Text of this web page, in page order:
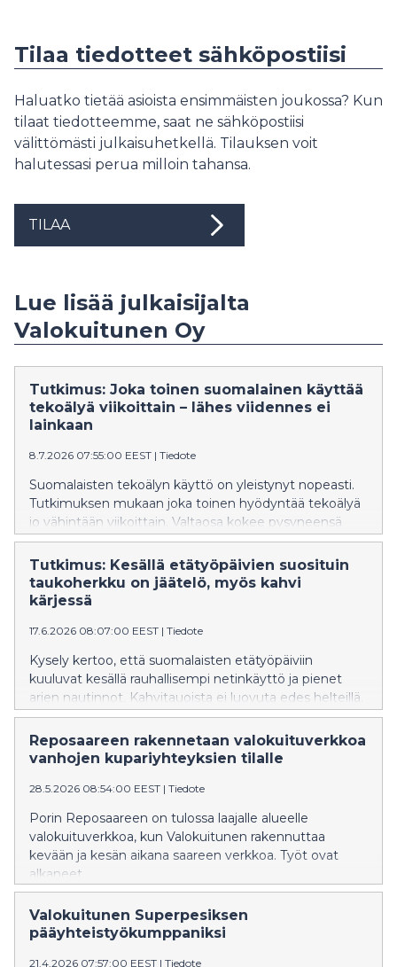
Tilaa tiedotteet sähköpostiisi
Haluatko tietää asioista ensimmäisten joukossa? Kun
tilaat tiedotteemme, saat ne sähköpostiisi
välittömästi julkaisuhetkellä. Tilauksen voit
halutessasi perua milloin tahansa.
TILAA
Lue lisää julkaisijalta
Valokuitunen Oy
Tutkimus: Joka toinen suomalainen käyttää
tekoälyä viikoittain – lähes viidennes ei
lainkaan
8.7.2026 07:55:00 EEST | Tiedote
Suomalaisten tekoälyn käyttö on yleistynyt nopeasti.
Tutkimuksen mukaan joka toinen hyödyntää tekoälyä
jo vähintään viikoittain. Valtaosa kokee pysyneensä
kehityksessä mukana ja luottaa omaan
arviointikykyynsä erottaa luotettava tieto.
Tutkimus: Kesällä etätyöpäivien suosituin
taukoherkku on jäätelö, myös kahvi
kärjessä
17.6.2026 08:07:00 EEST | Tiedote
Kysely kertoo, että suomalaisten etätyöpäiviin
kuuluvat kesällä rauhallisempi netinkäyttö ja pienet
arjen nautinnot. Kahvitauoista ei luovuta edes helteillä.
Nuorempi ikäpolvi nauttii auringonotosta etäpäivien
tauoilla.
Reposaareen rakennetaan valokuituverkkoa
vanhojen kupariyhteyksien tilalle
28.5.2026 08:54:00 EEST | Tiedote
Porin Reposaareen on tulossa laajalle alueelle
valokuituverkkoa, kun Valokuitunen rakennuttaa
kevään ja kesän aikana saareen verkkoa. Työt ovat
alkaneet.
Valokuitunen Superpesiksen
pääyhteistyökumppaniksi
21.4.2026 07:57:00 EEST | Tiedote